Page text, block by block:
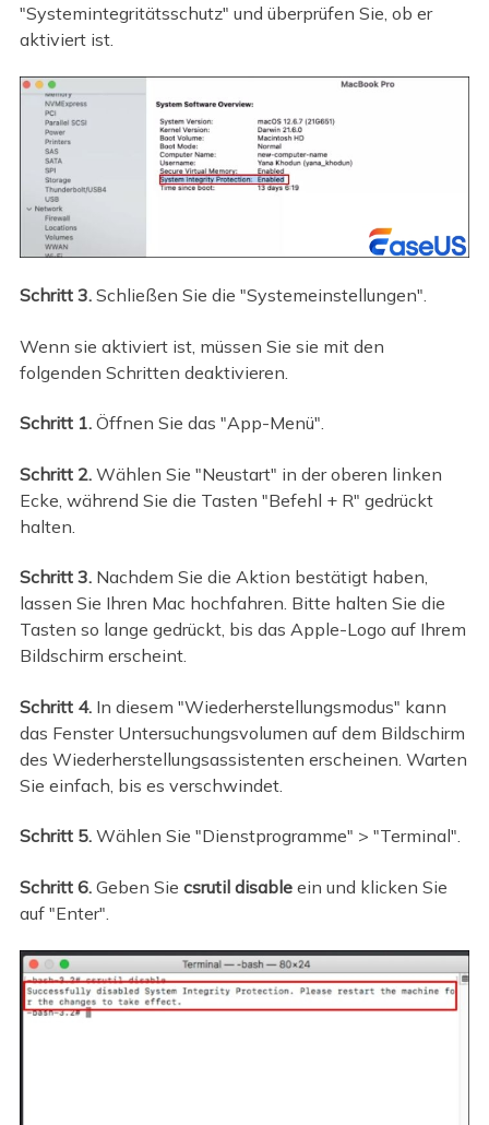
"Systemintegritätsschutz" und überprüfen Sie, ob er
aktiviert ist.
Schritt 3. Schließen Sie die "Systemeinstellungen".
Wenn sie aktiviert ist, müssen Sie sie mit den
folgenden Schritten deaktivieren.
Schritt 1. Öffnen Sie das "App-Menü".
Schritt 2. Wählen Sie "Neustart" in der oberen linken
Ecke, während Sie die Tasten "Befehl + R" gedrückt
halten.
Schritt 3. Nachdem Sie die Aktion bestätigt haben,
lassen Sie Ihren Mac hochfahren. Bitte halten Sie die
Tasten so lange gedrückt, bis das Apple-Logo auf Ihrem
Bildschirm erscheint.
Schritt 4.In diesem "Wiederherstellungsmodus" kann
das Fenster Untersuchungsvolumen auf dem Bildschirm
des Wiederherstellungsassistenten erscheinen. Warten
Sie einfach, bis es verschwindet.
Schritt 5.Wählen Sie "Dienstprogramme" > "Terminal".
Schritt 6.Geben Sie csrutil disableein und klicken Sie
auf "Enter".